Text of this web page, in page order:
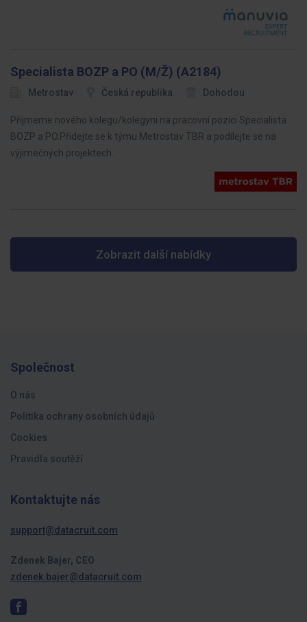
Specialista BOZP a PO (M/Ž) (A2184)
Metrostav Česká republika Dohodou
Přijmeme nového kolegu/kolegyni na pracovní pozici Specialista
BOZP a PO.Přidejte se k týmu Metrostav TBR a podílejte se na
výjimečných projektech.
Zobrazit další nabídky
Společnost
O nás
Politika ochrany osobních údajů
Cookies
Pravidla soutěží
Kontaktujte nás
support@datacruit.com
Zdenek Bajer, CEO
zdenek.bajer@datacruit.com